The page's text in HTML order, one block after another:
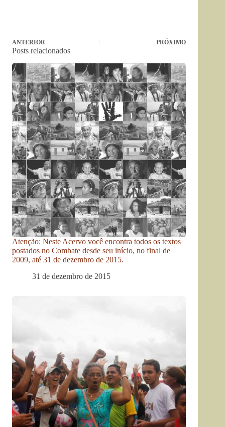
ANTERIOR PRÓXIMO
Posts relacionados
Atenção: Neste Acervo você encontra todos os textos
postados no Combate desde seu início, no final de
2009, até 31 de dezembro de 2015.
31 de dezembro de 2015